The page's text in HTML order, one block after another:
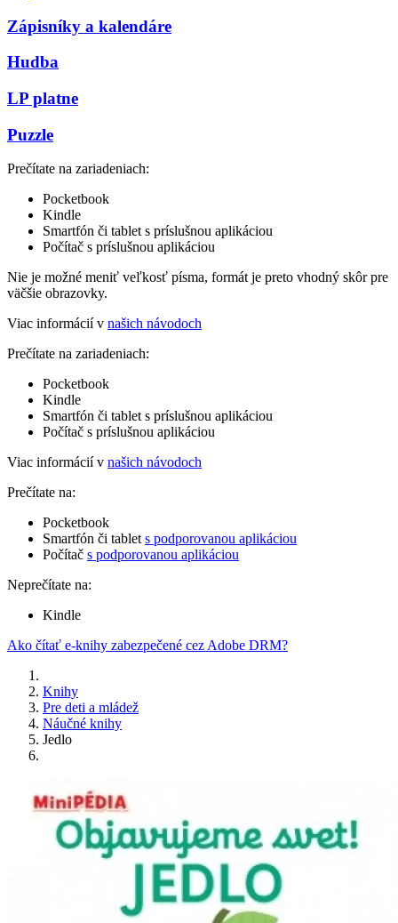
Zápisníky a kalendáre
Hudba
LP platne
Puzzle
Prečítate na zariadeniach:
Pocketbook
Kindle
Smartfón či tablet s príslušnou aplikáciou
Počítač s príslušnou aplikáciou
Nie je možné meniť veľkosť písma, formát je preto vhodný skôr pre
väčšie obrazovky.
Viac informácií v našich návodoch
Prečítate na zariadeniach:
Pocketbook
Kindle
Smartfón či tablet s príslušnou aplikáciou
Počítač s príslušnou aplikáciou
Viac informácií v našich návodoch
Prečítate na:
Pocketbook
Smartfón či tablet s podporovanou aplikáciou
Počítač s podporovanou aplikáciou
Neprečítate na:
Kindle
Ako čítať e-knihy zabezpečené cez Adobe DRM?
Knihy
Pre deti a mládež
Náučné knihy
Jedlo